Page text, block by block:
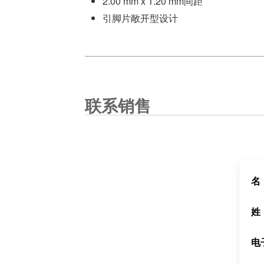
引脚片敞开型设计
联系销售
名
姓
电